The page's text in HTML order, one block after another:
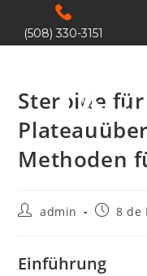
(508) 330-3151
Steroide für
Methoden
admin 8 de
Einführung